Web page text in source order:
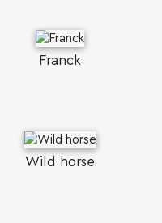
Franck
Wild horse